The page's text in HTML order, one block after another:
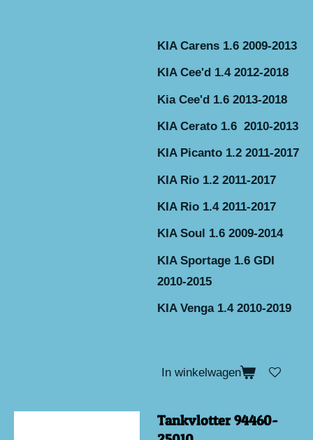
KIA Carens 1.6 2009-2013
KIA Cee'd 1.4 2012-2018
Kia Cee'd 1.6 2013-2018
KIA Cerato 1.6 2010-2013
KIA Picanto 1.2 2011-2017
KIA Rio 1.2 2011-2017
KIA Rio 1.4 2011-2017
KIA Soul 1.6 2009-2014
KIA Sportage 1.6 GDI
2010-2015
KIA Venga 1.4 2010-2019
In winkelwagen
Tankvlotter 94460-